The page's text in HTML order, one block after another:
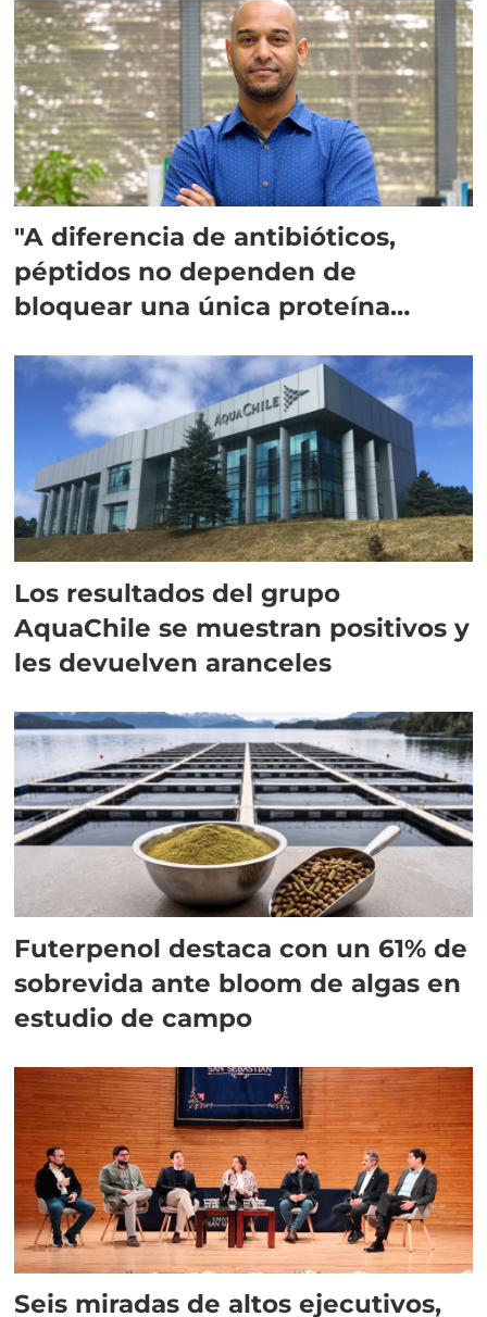
"A diferencia de antibióticos,
péptidos no dependen de
bloquear una única proteína
Los resultados del grupo
AquaChile se muestran positivos y
les devuelven aranceles
Futerpenol destaca con un 61% de
sobrevida ante bloom de algas en
estudio de campo
Seis miradas de altos ejecutivos,